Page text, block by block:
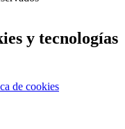
y tecnologías
de cookies